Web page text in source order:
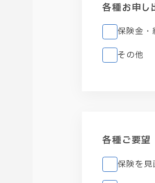
各種お申し
保険金
その他
各種ご要望
保険を見